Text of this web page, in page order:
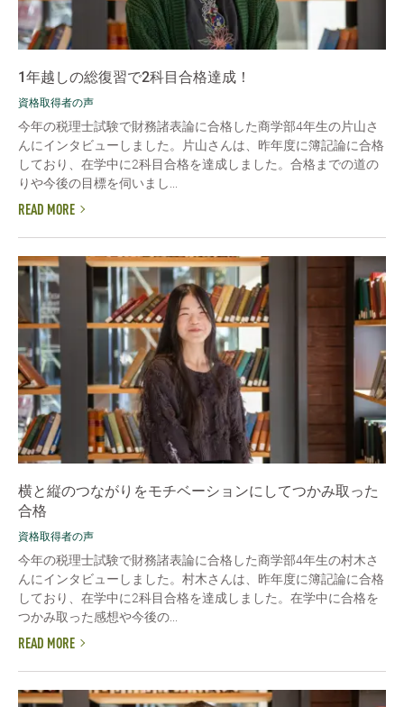
1年越しの総復習で2科目合格達成！
資格取得者の声
今年の税理士試験で財務諸表論に合格した商学部4年生の片山さ
んにインタビューしました。片山さんは、昨年度に簿記論に合格
しており、在学中に2科目合格を達成しました。合格までの道の
りや今後の目標を伺いまし...
READ MORE
横と縦のつながりをモチベーションにしてつかみ取った
合格
資格取得者の声
今年の税理士試験で財務諸表論に合格した商学部4年生の村木さ
んにインタビューしました。村木さんは、昨年度に簿記論に合格
しており、在学中に2科目合格を達成しました。在学中に合格を
つかみ取った感想や今後の...
READ MORE